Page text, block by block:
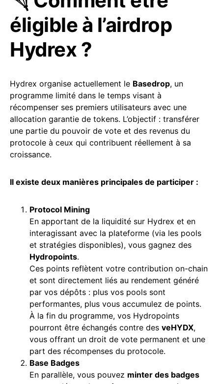
éligible à l’airdrop
Hydrex ?
Hydrex organise actuellement le Basedrop, un
programme limité dans le temps visant à
récompenser ses premiers utilisateurs avec une
allocation garantie de tokens. L’objectif : transférer
une partie du pouvoir de vote et des revenus du
protocole à ceux qui contribuent réellement à sa
croissance.
Il existe deux manières principales de participer :
Protocol Mining
En apportant de la liquidité sur Hydrex et en
interagissant avec la plateforme (via les pools
et stratégies disponibles), vous gagnez des
Hydropoints.
Ces points reflètent votre contribution on-chain
et sont directement liés au rendement généré
par vos dépôts : plus vos pools sont
performantes, plus vous accumulez de points.
À la fin du programme, vos Hydropoints
pourront être échangés contre des veHYDX,
vous offrant un droit de vote permanent et une
part des récompenses du protocole.
Base Badges
En parallèle, vous pouvez minter des badges